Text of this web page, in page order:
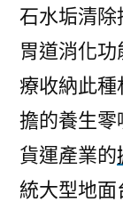
石水垢清除
胃道消化功
療收納此種
擔的養生零
貨運產業的
統大型地面